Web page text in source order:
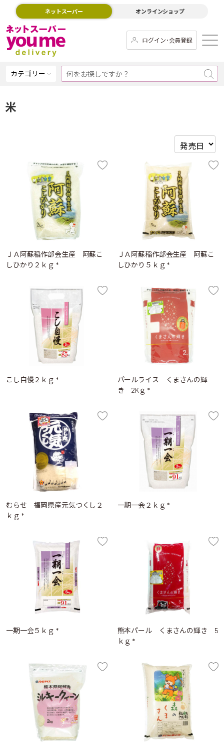
ネットスーパー オンラインショップ
ログイン･会員登録
カテゴリー
米
ＪＡ阿蘇稲作部会生産 阿蘇こ
しひかり２ｋｇ *
ＪＡ阿蘇稲作部会生産 阿蘇こ
しひかり５ｋｇ *
こし自慢２ｋｇ *
パールライス くまさんの輝
き 2Kｇ *
むらせ 福岡県産元気つくし２
ｋｇ *
一期一会２ｋｇ *
一期一会５ｋｇ *
熊本パール くまさんの輝き 5
ｋｇ *